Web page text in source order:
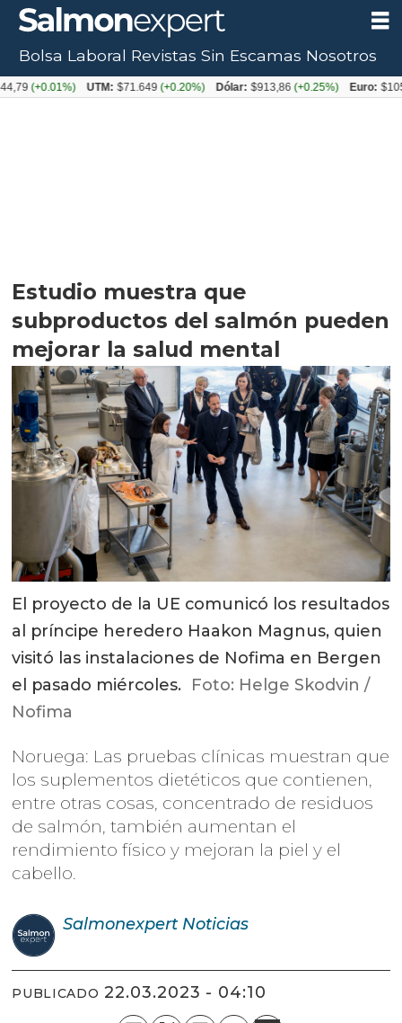
Estudio muestra que
subproductos del salmón pueden
mejorar la salud mental
El proyecto de la UE comunicó los resultados
al príncipe heredero Haakon Magnus, quien
visitó las instalaciones de Nofima en Bergen
el pasado miércoles. Foto: Helge Skodvin /
Nofima
Noruega: Las pruebas clínicas muestran que
los suplementos dietéticos que contienen,
entre otras cosas, concentrado de residuos
de salmón, también aumentan el
rendimiento físico y mejoran la piel y el
cabello.
Salmonexpert Noticias
PUBLICADO 22.03.2023 - 04:10
Bolsa Laboral Revistas Sin Escamas Nosotros
UTM: $71.649(+0.20%) Dólar: $913,86(+0.25%) Euro: $1053,08(-